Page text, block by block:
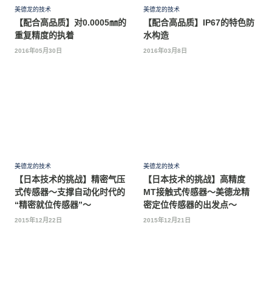
美德龙的技术
【配合高品质】对0.0005㎜的
重复精度的执着
2016年05月30日
美德龙的技术
【配合高品质】IP67的特色防
水构造
2016年03月8日
美德龙的技术
【日本技术的挑战】精密气压
式传感器〜支撑自动化时代的
“精密就位传感器”〜
2015年12月22日
美德龙的技术
【日本技术的挑战】高精度
MT接触式传感器～美德龙精
密定位传感器的出发点～
2015年12月21日